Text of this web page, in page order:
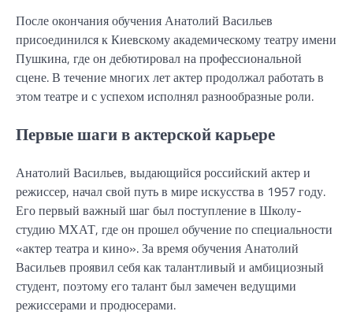
После окончания обучения Анатолий Васильев
присоединился к Киевскому академическому театру имени
Пушкина, где он дебютировал на профессиональной
сцене. В течение многих лет актер продолжал работать в
этом театре и с успехом исполнял разнообразные роли.
Первые шаги в актерской карьере
Анатолий Васильев, выдающийся российский актер и
режиссер, начал свой путь в мире искусства в 1957 году.
Его первый важный шаг был поступление в Школу-
студию МХАТ, где он прошел обучение по специальности
«актер театра и кино». За время обучения Анатолий
Васильев проявил себя как талантливый и амбициозный
студент, поэтому его талант был замечен ведущими
режиссерами и продюсерами.